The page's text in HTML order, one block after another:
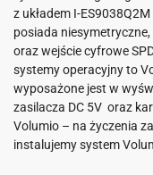
z układem I-
posiada
oraz wejście cyfrowe
systemy operacyjny to
wyposażone jest w
zasilacza DC 5V oraz
Volumio – na życzenia
instalujemy system